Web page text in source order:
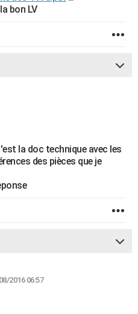
bon LV
la doc technique avec les
des pièces que je
2016 06:57